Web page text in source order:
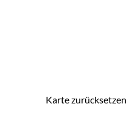
Karte zurücksetzen